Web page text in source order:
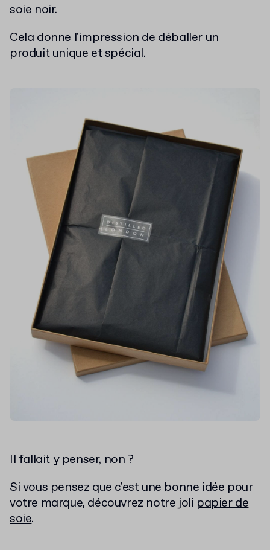
soie noir.
Cela donne l'impression de déballer un
produit unique et spécial.
Il fallait y penser, non ?
Si vous pensez que c'est une bonne idée pour
votre marque, découvrez notre joli papier de
soie.